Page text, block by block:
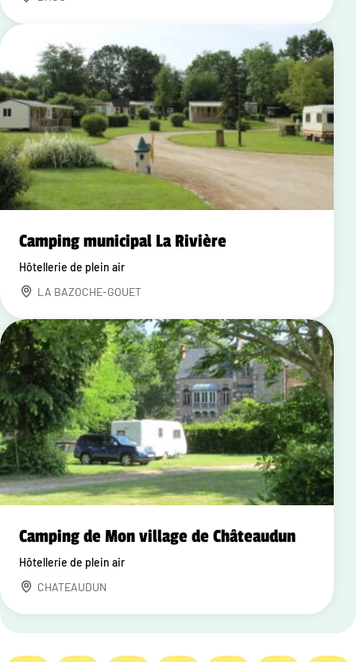
Camping municipal La Rivière
Hôtellerie de plein air
LA BAZOCHE-GOUET
Camping de Mon village de Châteaudun
Hôtellerie de plein air
CHATEAUDUN